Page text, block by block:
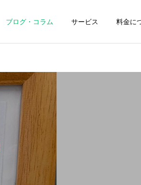
ブログ・コラム サービス 料金に
スポーツ
ランナー膝（腸脛靱帯炎）
とは？原因とセルフケア・
勝山整骨院のサポート
詳細を見る